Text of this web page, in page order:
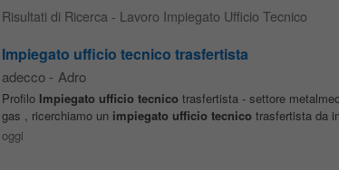
Risultati di Ricerca - Lavoro Impiegato Ufficio Tecnico
Impiegato ufficio tecnico trasfertista
adecco - Adro
Profilo Impiegato ufficio tecnicotrasfertista - settore
gas , ricerchiamo un impiegato ufficio tecnicotrasfertista da
oggi